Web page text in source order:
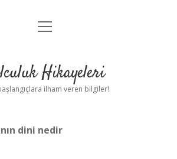
Anasayfa
Yasal Uyarı
menüyü
Hikayeleri
ilham veren bilgiler!
dini nedir